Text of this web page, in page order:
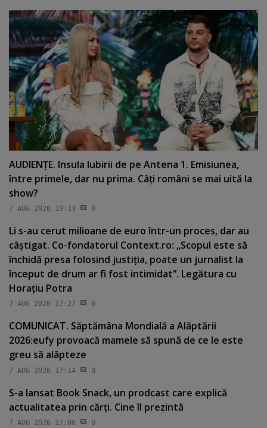
AUDIENŢE. Insula Iubirii de pe Antena 1. Emisiunea,
între primele, dar nu prima. Câţi români se mai uită la
show?
7 AUG 2026 19:13 0
Li s-au cerut milioane de euro într-un proces, dar au
câştigat. Co-fondatorul Context.ro: „Scopul este să
închidă presa folosind justiţia, poate un jurnalist la
început de drum ar fi fost intimidat”. Legătura cu
Horaţiu Potra
7 AUG 2026 17:27 0
COMUNICAT. Săptămâna Mondială a Alăptării
2026:eufy provoacă mamele să spună de ce le este
greu să alăpteze
7 AUG 2026 17:14 0
S-a lansat Book Snack, un prodcast care explică
actualitatea prin cărţi. Cine îl prezintă
7 AUG 2026 17:00 0